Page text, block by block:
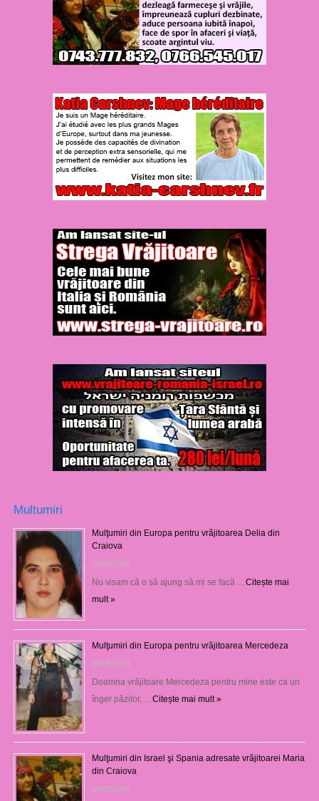
Multumiri
Mulţumiri din Europa pentru vrăjitoarea Delia din
Craiova
09/08/2026
Nu visam că o să ajung să mi se facă … Citește mai
mult »
Mulţumiri din Europa pentru vrăjitoarea Mercedeza
09/08/2026
Doamna vrăjitoare Mercedeza pentru mine este ca un
înger păzitor, … Citește mai mult »
Mulţumiri din Israel şi Spania adresate vrăjitoarei Maria
din Craiova
08/08/2026